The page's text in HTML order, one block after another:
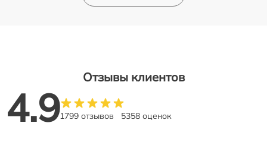
Отзывы клиентов
4.91799 отзывов 5358 оценок